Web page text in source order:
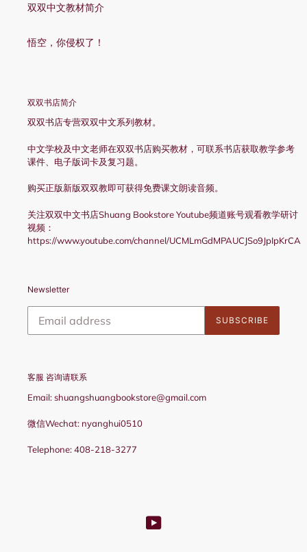
双双中文教材简介
悟空，你侵权了！
双双书店简介
双双书店专营双双中文系列教材。
中文学校及中文老师在双双书店购买教材，可联系书店获取教学参考
课件、电子版词卡及复习题。
购买正版新版双双教即可获得免费课文朗读音频。
关注双双中文书店Shuang Bookstore Youtube频道账号观看教学研讨
视频：
https://www.youtube.com/channel/UCMLmGdMPAUCJSo9JpIpKrCA
Newsletter
SUBSCRIBE
客服 咨询请联系
Email: shuangshuangbookstore@gmail.com
微信Wechat: nyanghui0510
Telephone: 408-218-3277
YouTube